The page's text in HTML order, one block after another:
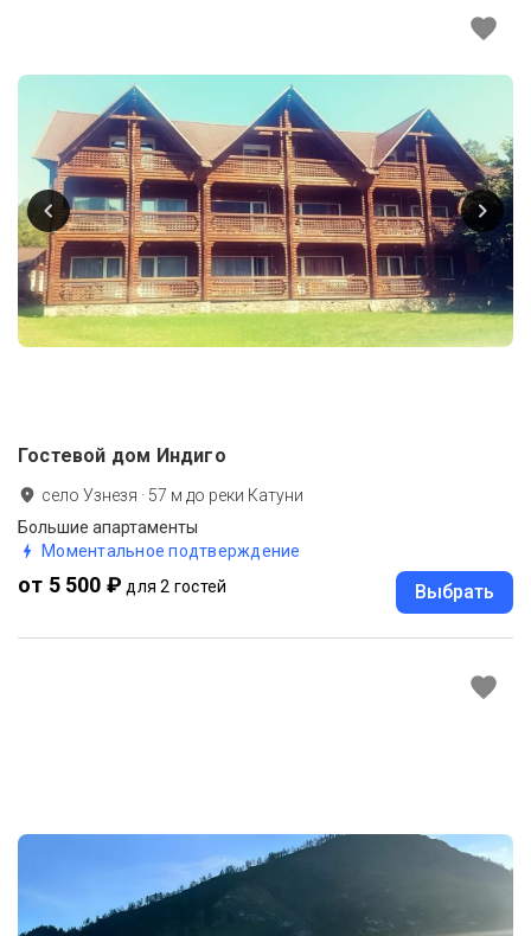
Гостевой дом Индиго
село Узнезя · 57 м до реки Катуни
Большие апартаменты
Моментальное подтверждение
от 5 500 ₽ для 2 гостей Выбрать